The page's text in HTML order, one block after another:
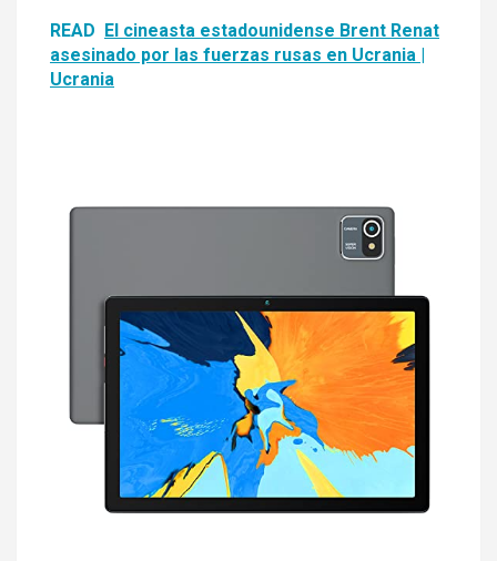
READ El cineasta estadounidense Brent Renat
asesinado por las fuerzas rusas en Ucrania |
Ucrania